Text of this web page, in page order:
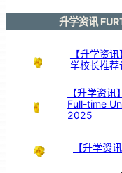
升学资讯
【升学资
学校长推荐
【升学资
Full-time
2025
【升学资